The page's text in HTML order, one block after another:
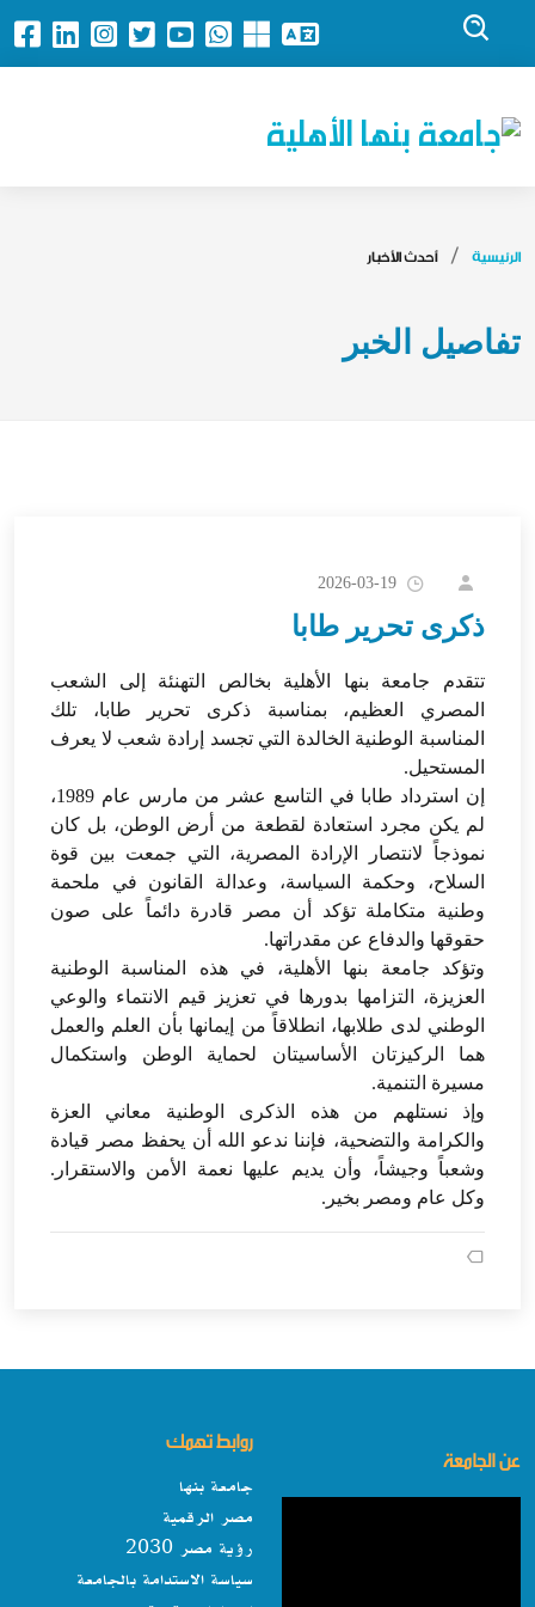
جامعة بنها الأهلية
الرئيسية أحدث الأخبار
تفاصيل الخبر
2026-03-19
ذكرى تحرير طابا
تتقدم جامعة بنها الأهلية بخالص التهنئة إلى الشعب
المصري العظيم، بمناسبة ذكرى تحرير طابا، تلك
المناسبة الوطنية الخالدة التي تجسد إرادة شعب لا يعرف
المستحيل.
إن استرداد طابا في التاسع عشر من مارس عام 1989،
لم يكن مجرد استعادة لقطعة من أرض الوطن، بل كان
نموذجاً لانتصار الإرادة المصرية، التي جمعت بين قوة
السلاح، وحكمة السياسة، وعدالة القانون في ملحمة
وطنية متكاملة تؤكد أن مصر قادرة دائماً على صون
حقوقها والدفاع عن مقدراتها.
وتؤكد جامعة بنها الأهلية، في هذه المناسبة الوطنية
العزيزة، التزامها بدورها في تعزيز قيم الانتماء والوعي
الوطني لدى طلابها، انطلاقاً من إيمانها بأن العلم والعمل
هما الركيزتان الأساسيتان لحماية الوطن واستكمال
مسيرة التنمية.
وإذ نستلهم من هذه الذكرى الوطنية معاني العزة
والكرامة والتضحية، فإننا ندعو الله أن يحفظ مصر قيادة
وشعباً وجيشاً، وأن يديم عليها نعمة الأمن والاستقرار.
وكل عام ومصر بخير.
عن الجامعة
روابط تهمك
جامعة بنها
مصر الرقمية
رؤية مصر 2030
سياسة الاستدامة بالجامعة